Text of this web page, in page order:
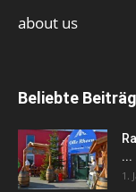
about us
Beliebte
...
1.